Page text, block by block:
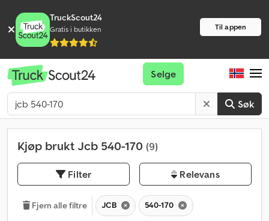
TruckScout24
Gratis i butikken Til appen
Søk
Selge
Kjøp brukt Jcb 540-170 (9)
Filter Relevans
Fjern alle filtre JCB 540-170